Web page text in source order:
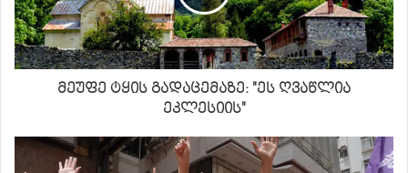
მეუფე ტყის გადაცემაზე: "ეს ღვაწლია
ეკლესიის"